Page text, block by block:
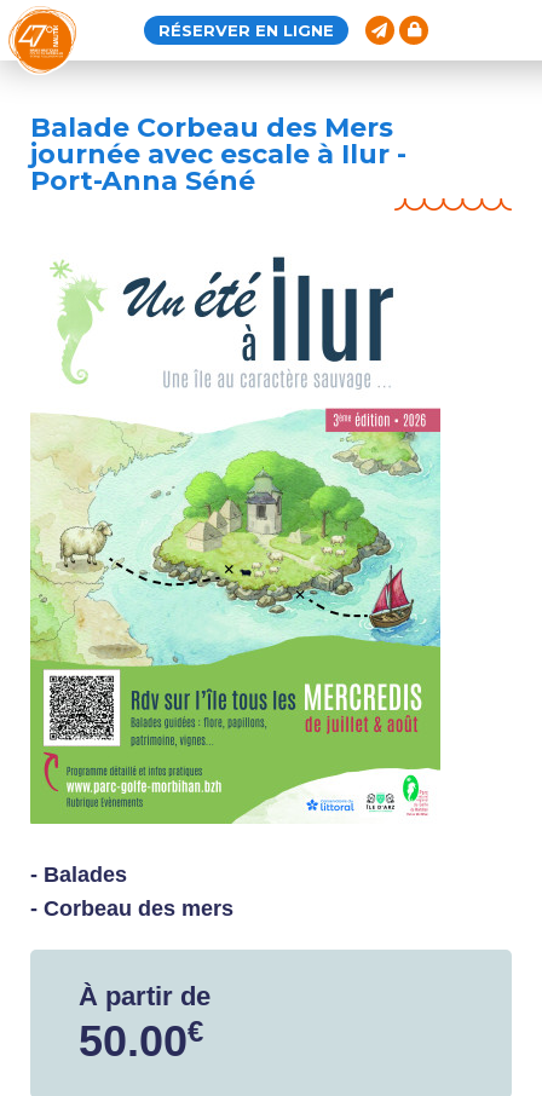
Aller
au
contenu
principal
RÉSERVER EN LIGNE
Balade Corbeau des Mers
journée avec escale à Ilur -
Port-Anna Séné
- Balades
- Corbeau des mers
À partir de
50.00€
Panneau de gestion des cookies